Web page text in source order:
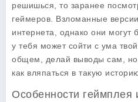
решишься, то заранее
геймеров. Взломанные
интернета, однако они могут
у тебя может сойти с ума
общем, делай выводы сам,
как вляпаться в такую
Особенности геймплея